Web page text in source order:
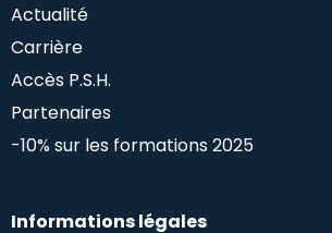
Actualité
Carrière
Accès P.S.H.
Partenaires
-10% sur les formations 2025
Informations légales